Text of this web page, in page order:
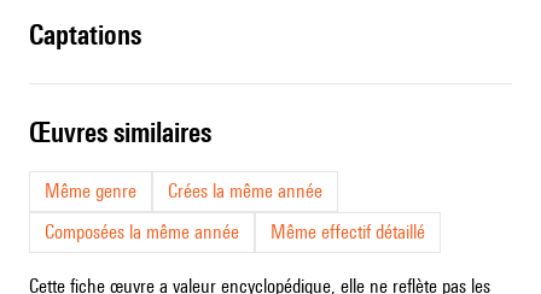
captations
œuvres similaires
Même genre
Crées la même année
Composées la même année
Même effectif détaillé
Cette fiche œuvre a valeur encyclopédique, elle ne reflète pas les